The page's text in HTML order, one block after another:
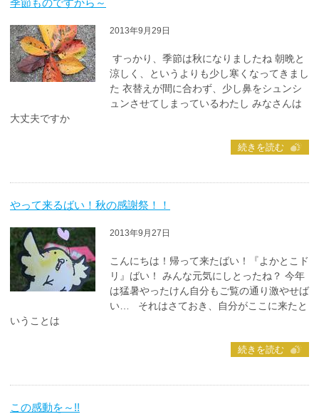
季節ものですから～
2013年9月29日
すっかり、季節は秋になりましたね 朝晩と
涼しく、というよりも少し寒くなってきまし
た 衣替えが間に合わず、少し鼻をシュンシ
ュンさせてしまっているわたし みなさんは
大丈夫ですか
続きを読む
やって来るばい！秋の感謝祭！！
2013年9月27日
こんにちは！帰って来たばい！『よかとこド
リ』ばい！ みんな元気にしとったね？ 今年
は猛暑やったけん自分もご覧の通り激やせば
い… それはさておき、自分がここに来たと
いうことは
続きを読む
この感動を～!!